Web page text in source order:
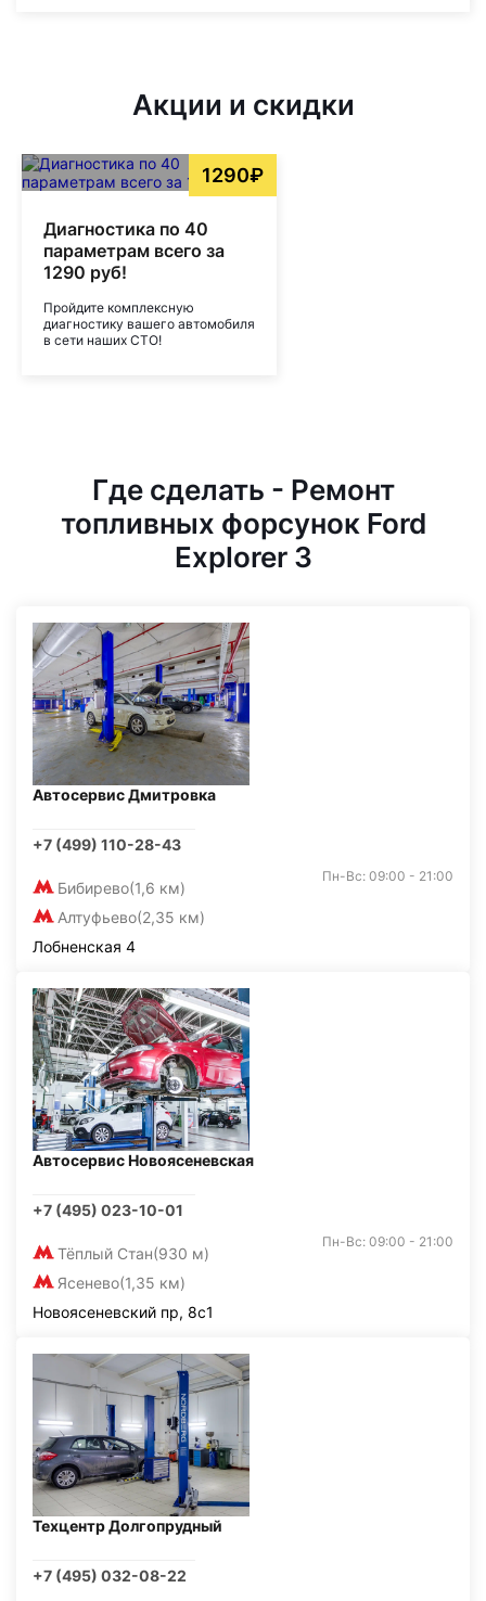
Акции и скидки
1290₽
Диагностика по 40
параметрам всего за
1290 руб!
Пройдите комплексную
диагностику вашего автомобиля
в сети наших СТО!
Где сделать - Ремонт
топливных форсунок Ford
Explorer 3
Автосервис Дмитровка
+7 (499) 110-28-43
Бибирево(1,6 км)
Алтуфьево(2,35 км)
Пн-Вс: 09:00 - 21:00
Лобненская 4
Автосервис Новоясеневская
+7 (495) 023-10-01
Тёплый Стан(930 м)
Ясенево(1,35 км)
Пн-Вс: 09:00 - 21:00
Новоясеневский пр, 8с1
Техцентр Долгопрудный
+7 (495) 032-08-22